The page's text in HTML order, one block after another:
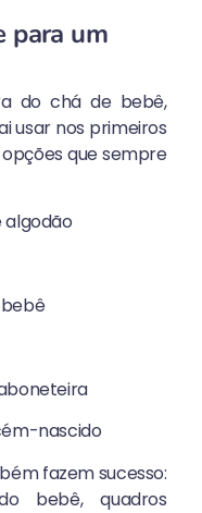
para um
do chá de bebê,
usar nos primeiros
que sempre
algodão
nascido
fazem sucesso:
bebê, quadros